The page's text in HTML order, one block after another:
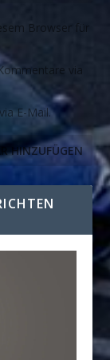
Browser für
via
E-Mail.
A